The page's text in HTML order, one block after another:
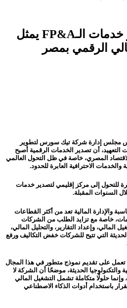
عبد الوهاب: تصدير خدمات الـFP&A يمثل
الرقمي بمصر
مجلس إدارة شركة تيك سورس لتطوير
أن تصدير الخدمات الرقمية أصبح
المصري، خاصة في ظل التحول العالمي
والخدمات الاحترافية العابرة للحدود.
للتحول إلى مركز إقليمي لتصدير خدمات
السنوات المقبلة.
والإدارة المالية تعد من أكثر القطاعات
خاصة مع تزايد الطلب من الشركات
المالي، وإعداد التقارير، والتحليل المالي،
الحديثة التي تتيح للشركات خفض التكاليف ورفع
على تقديم نموذج متطور في هذا المجال
والتكنولوجيا الحديثة، موضحًا أن الشركة لا
حلولًا متكاملة تشمل التشغيل المالي
باستخدام أدوات الذكاء الاصطناعي